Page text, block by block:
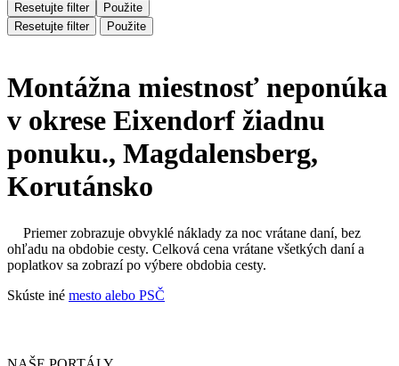
Resetujte filter
Použite
Resetujte filter
Použite
Montážna miestnosť neponúka
v okrese Eixendorf žiadnu
ponuku., Magdalensberg,
Korutánsko
Priemer zobrazuje obvyklé náklady za noc vrátane daní, bez
ohľadu na obdobie cesty. Celková cena vrátane všetkých daní a
poplatkov sa zobrazí po výbere obdobia cesty.
Skúste iné mesto alebo PSČ